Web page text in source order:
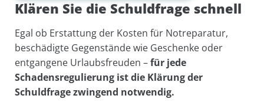
Klären Sie die Schuldfrage schnell
Egal ob Erstattung der Kosten für Notreparatur,
beschädigte Gegenstände wie Geschenke oder
entgangene Urlaubsfreuden –für jede
Schadensregulierung ist die Klärung der
Schuldfrage zwingend notwendig.